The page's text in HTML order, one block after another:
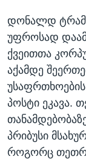
დონალდ
უფროსად
ქვეითთა
აქამდე
პოსტი ეკავა.
პრიბუსი
როგორც